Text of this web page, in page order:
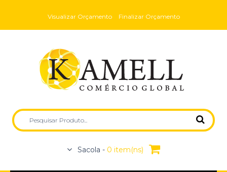
Visualizar Orçamento Finalizar Orçamento
Sacola - 0 item(ns)